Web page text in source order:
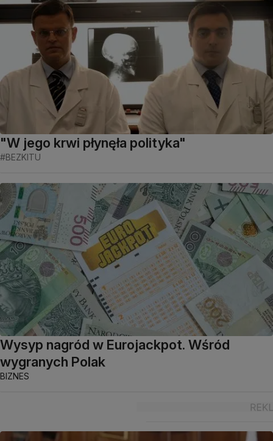
"W jego krwi płynęła polityka"
#BEZKITU
Wysyp nagród w Eurojackpot. Wśród
wygranych Polak
BIZNES